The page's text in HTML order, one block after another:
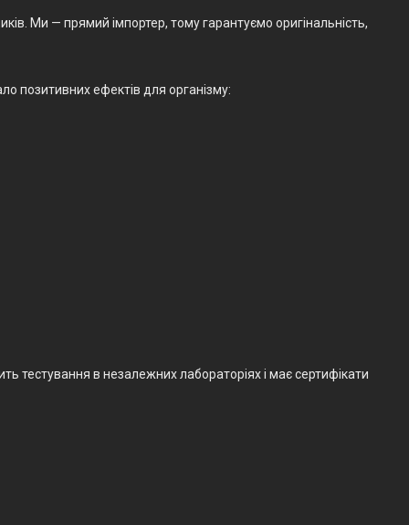
Ми — прямий імпортер, тому гарантуємо оригінальність,
позитивних ефектів для організму:
тестування в незалежних лабораторіях і має сертифікати